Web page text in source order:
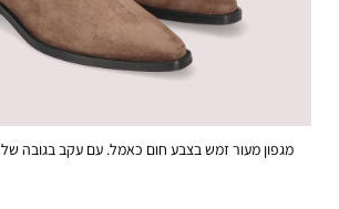
מגפון מעור זמש בצבע חום כאמל. עם עקב בגובה של 4 סמ’ וחרטום שפיץ